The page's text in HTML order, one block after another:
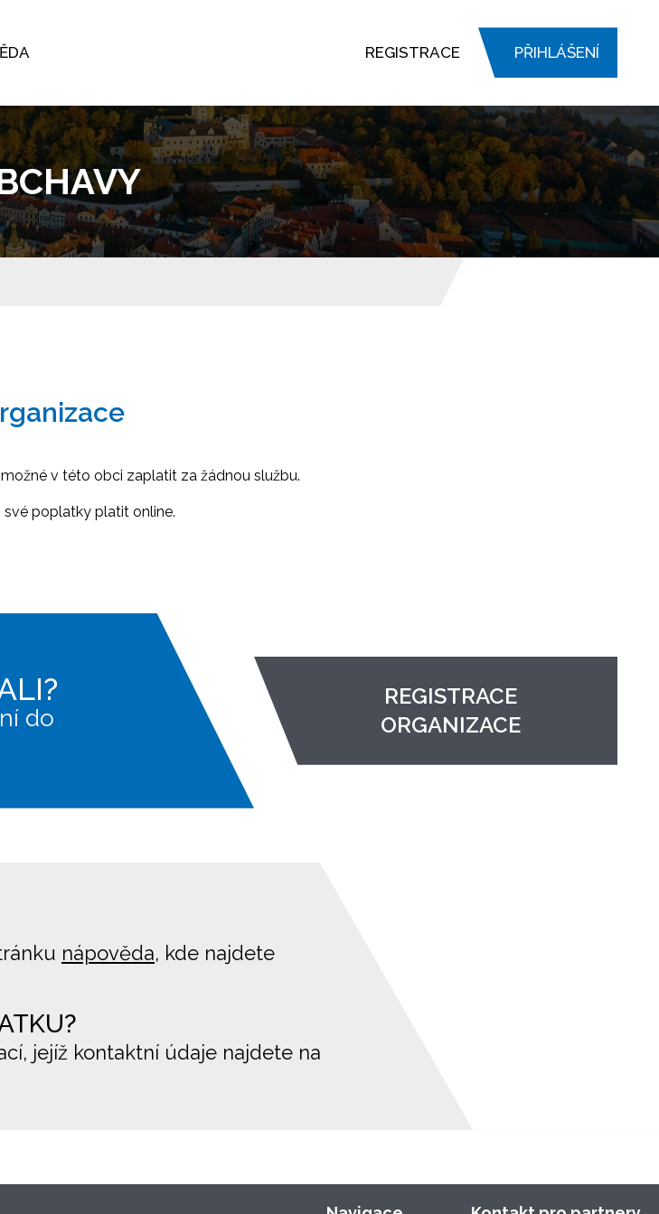
REGISTRACE PŘIHLÁŠENÍ
v této obci zaplatit za žádnou službu.
poplatky platit online.
do
REGISTRACE
ORGANIZACE
nápověda, kde najdete
jejíž kontaktní údaje najdete na